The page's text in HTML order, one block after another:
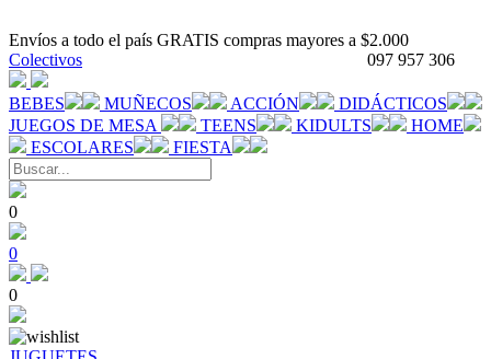
Envíos a todo el país GRATIS compras mayores a $2.000
097 957 306
Colectivos
BEBES MUÑECOS ACCIÓN
DIDÁCTICOS
JUEGOS DE MESA
TEENS KIDULTS
HOME
ESCOLARES
FIESTA
0
0
0